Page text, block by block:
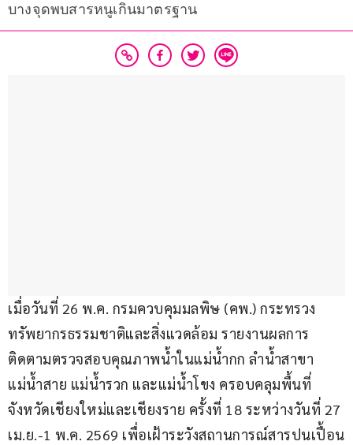
บางจุดพบสารหนูเกินมาตรฐาน
เมื่อวันที่ 26 พ.ค. กรมควบคุมมลพิษ (คพ.) กระทรวง
ทรัพยากรธรรมชาติและสิ่งแวดล้อม รายงานผลการ
ติดตามตรวจสอบคุณภาพน้ำในแม่น้ำกก ลำน้ำสาขา
แม่น้ำสาย แม่น้ำรวก และแม่น้ำโขง ครอบคลุมพื้นที่
จังหวัดเชียงใหม่และเชียงราย ครั้งที่ 18 ระหว่างวันที่ 27
เม.ย.-1 พ.ค. 2569 เพื่อเฝ้าระวังสถานการณ์สารปนเปื้อน